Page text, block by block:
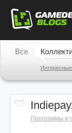
Все
Интересные
Программы и